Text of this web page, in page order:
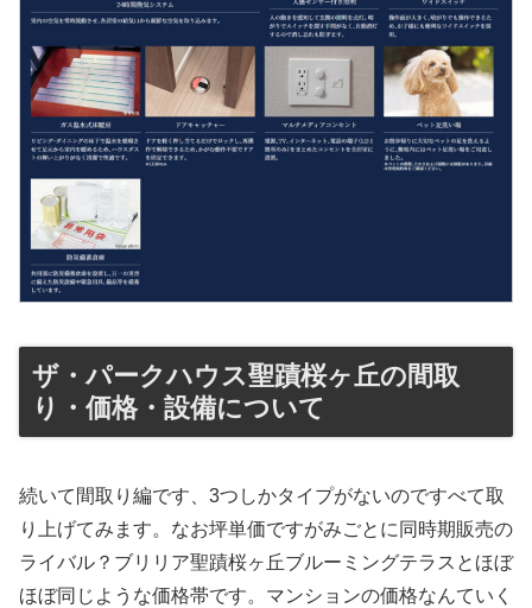
ザ・パークハウス聖蹟桜ヶ丘の間取
り・価格・設備について
続いて間取り編です、3つしかタイプがないのですべて取
り上げてみます。なお坪単価ですがみごとに同時期販売の
ライバル？ブリリア聖蹟桜ヶ丘ブルーミングテラスとほぼ
ほぼ同じような価格帯です。マンションの価格なんていく